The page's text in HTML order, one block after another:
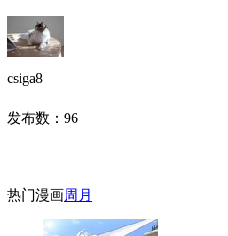
csiga8
发布数： 96
热门漫画周 月